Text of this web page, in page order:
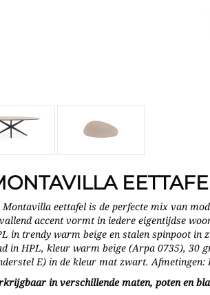
Montavilla eettafel is de perfecte mix van
accent vormt in iedere eigentijdse
in trendy warm beige en stalen spinpoot in
in HPL, kleur warm beige (Arpa 0735), 30
E) in de kleur mat zwart. Afmetingen:
in verschillende maten, poten en